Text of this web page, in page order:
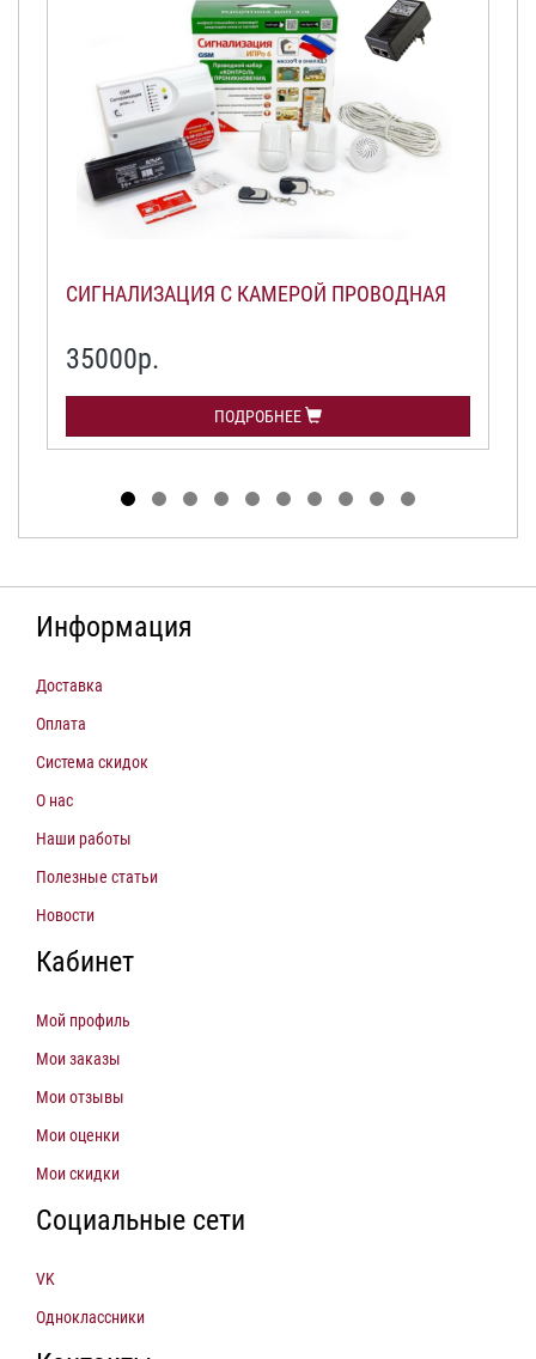
СИГНАЛИЗАЦИЯ С КАМЕРОЙ ПРОВОДНАЯ
35000р.
ПОДРОБНЕЕ
Информация
Доставка
Оплата
Система скидок
О нас
Наши работы
Полезные статьи
Новости
Кабинет
Мой профиль
Мои заказы
Мои отзывы
Мои оценки
Мои скидки
Социальные сети
VK
Одноклассники